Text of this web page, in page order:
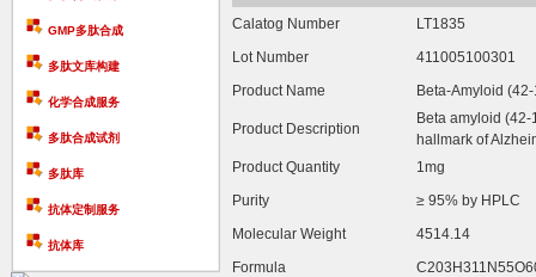
GMP多肽合成
多肽文库构建
化学合成服务
多肽合成试剂
多肽库
抗体定制服务
抗体库
Calatog Number
LT1835
Lot Number
411005100301
Product Name
Beta-Amyloid
Product Description
Beta amyloid
hallmark of
Product Quantity
1mg
Purity
≥ 95% by HPLC
Molecular Weight
4514.14
Formula